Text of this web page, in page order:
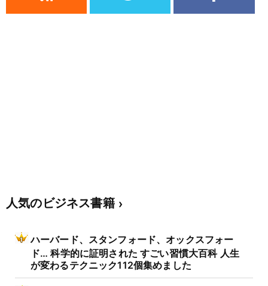
人気のビジネス書籍
ハーバード、スタンフォード、オックスフォー
ド… 科学的に証明された すごい習慣大百科 人生
が変わるテクニック112個集めました